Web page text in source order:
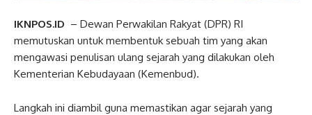
IKNPOS.ID – Dewan Perwakilan Rakyat (DPR) RI
memutuskan untuk membentuk sebuah tim yang akan
mengawasi penulisan ulang sejarah yang dilakukan oleh
Kementerian Kebudayaan (Kemenbud).
Langkah ini diambil guna memastikan agar sejarah yang